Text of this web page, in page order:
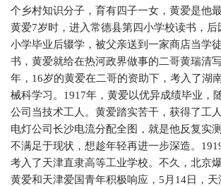
个乡村知识分子，育有四子一女，黄爱是他
黄爱7岁时，进入常德县第四小学校读书，后
小学毕业后辍学，被父亲送到一家商店当学
书，黄爱就给在热河政界做事的二哥黄瑞清
年，16岁的黄爱在二哥的资助下，考入了湖
械科学习。1917年，黄爱以优异成绩毕业，
公司当技术工人。黄爱踏实苦干，获得了工
电灯公司长沙电流分配全图，就是他反复实
不满足于现状，想趁年轻再进一步深造。
考入了天津直隶高等工业学校。不久，北京
黄爱和天津爱国青年积极响应，5月14日，